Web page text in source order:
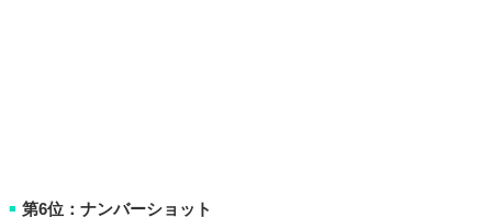
■ 第6位：ナンバーショット